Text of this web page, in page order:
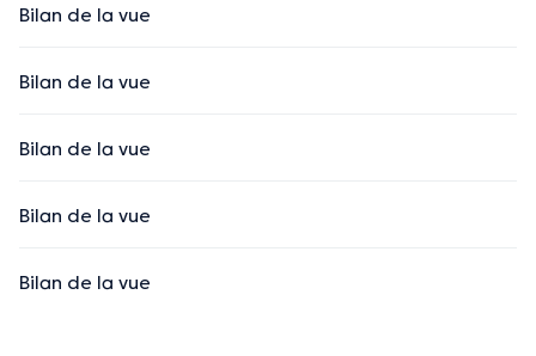
Bilan de la vue
Bilan de la vue
Bilan de la vue
Bilan de la vue
Bilan de la vue